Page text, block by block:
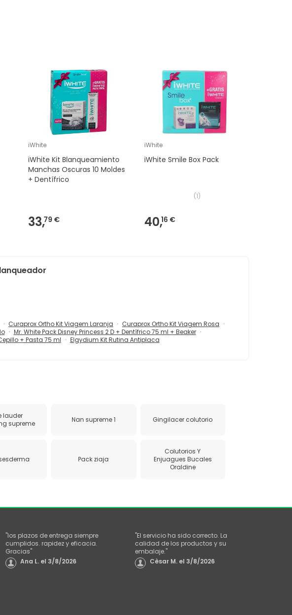
iWhite
iWhite Kit Blanqueamiento
Manchas Oscuras 10 Moldes
+ Dentífrico
33,79 €
iWhite
iWhite Smile Box Pack
(1)
40,16 €
Curaprox Ortho Kit Viagem Laranja
Curaprox Ortho Kit Viagem Rosa
Mr. White Pack Disney Princess 2 D + Dentífrico 75 ml + Beaker
+ Pasta 75 ml Elgydium Kit Rutina Antiplaca
lauder
supreme
Nan supreme 1 Gingilacer colutorio
Pack ziaja
Colutorios Y
Enjuagues Bucales
Oraldine
"los plazos de entrega siempre
cumplidos. rapidez y eficacia.
Gracias"
Ana L. el 3/8/2026
"El servicio ha sido correcto. La
calidad de los productos y su
embalaje."
Cèsar M. el 3/8/2026